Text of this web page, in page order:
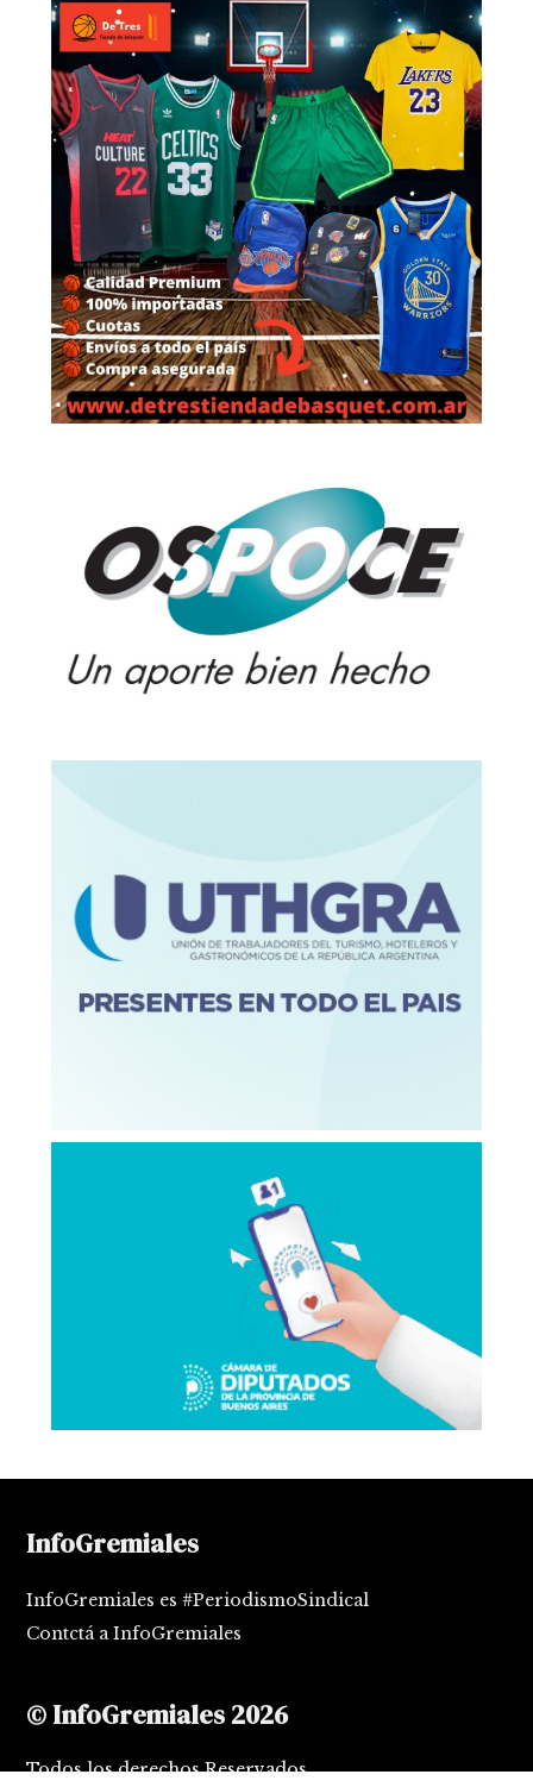
InfoGremiales
InfoGremiales es #PeriodismoSindical
Contctá a InfoGremiales
© InfoGremiales 2026
Todos los derechos Reservados